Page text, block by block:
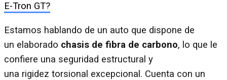
E-Tron GT?
Estamos hablando de un auto que dispone de
un elaborado chasis de fibra de carbono, lo que le
confiere una seguridad estructural y
una rigidez torsional excepcional. Cuenta con un